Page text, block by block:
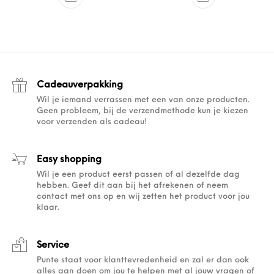
Cadeauverpakking
Wil je iemand verrassen met een van onze producten.
Geen probleem, bij de verzendmethode kun je kiezen
voor verzenden als cadeau!
Easy shopping
Wil je een product eerst passen of al dezelfde dag
hebben. Geef dit aan bij het afrekenen of neem
contact met ons op en wij zetten het product voor jou
klaar.
Service
Punte staat voor klanttevredenheid en zal er dan ook
alles aan doen om jou te helpen met al jouw vragen of